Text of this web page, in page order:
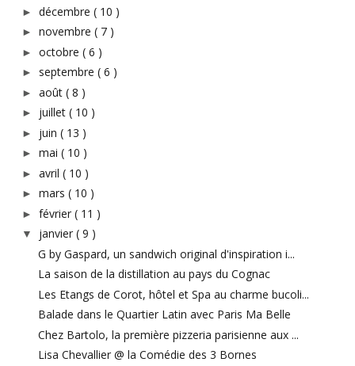
► décembre ( 10 )
► novembre ( 7 )
► octobre ( 6 )
► septembre ( 6 )
► août ( 8 )
► juillet ( 10 )
► juin ( 13 )
► mai ( 10 )
► avril ( 10 )
► mars ( 10 )
► février ( 11 )
▼ janvier ( 9 )
G by Gaspard, un sandwich original d'inspiration i...
La saison de la distillation au pays du Cognac
Les Etangs de Corot, hôtel et Spa au charme bucoli...
Balade dans le Quartier Latin avec Paris Ma Belle
Chez Bartolo, la première pizzeria parisienne aux ...
Lisa Chevallier @ la Comédie des 3 Bornes